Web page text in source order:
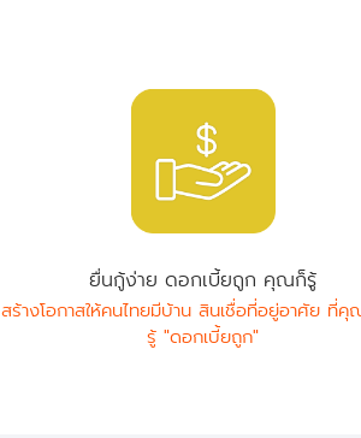
ยื่นกู้ง่าย ดอกเบี้ยถูก คุณก็รู้
สร้างโอกาสให้คนไทยมีบ้าน สินเชื่อที่อยู่อาศัย ที่คุ
รู้ "ดอกเบี้ยถูก"